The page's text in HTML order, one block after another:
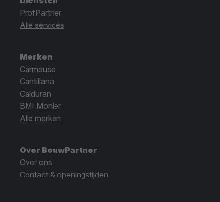
ProfPartner
Alle services
Merken
Carmeuse
Cantillana
Calduran
BMI Monier
Alle merken
Over BouwPartner
Over ons
Contact & openingstijden